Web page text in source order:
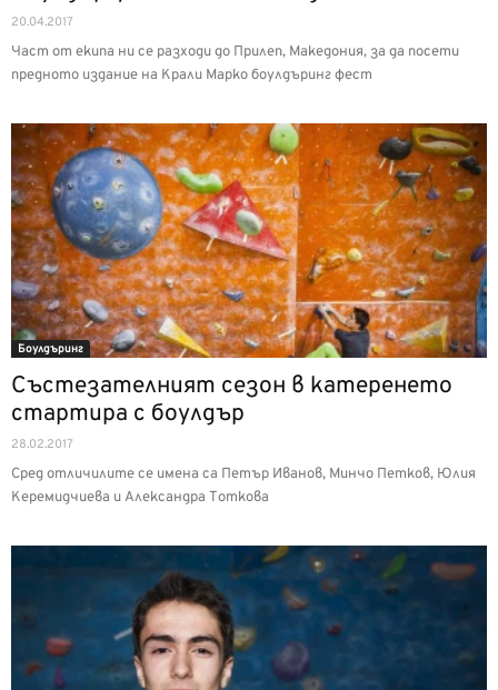
20.04.2017
Част от екипа ни се разходи до Прилеп, Македония, за да посети
предното издание на Крали Марко боулдъринг фест
Боулдъринг
Състезателният сезон в катеренето
стартира с боулдър
28.02.2017
Сред отличилите се имена са Петър Иванов, Минчо Петков, Юлия
Керемидчиева и Александра Тоткова